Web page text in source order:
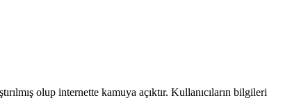
olup internette kamuya açıktır. Kullanıcıların bilgileri